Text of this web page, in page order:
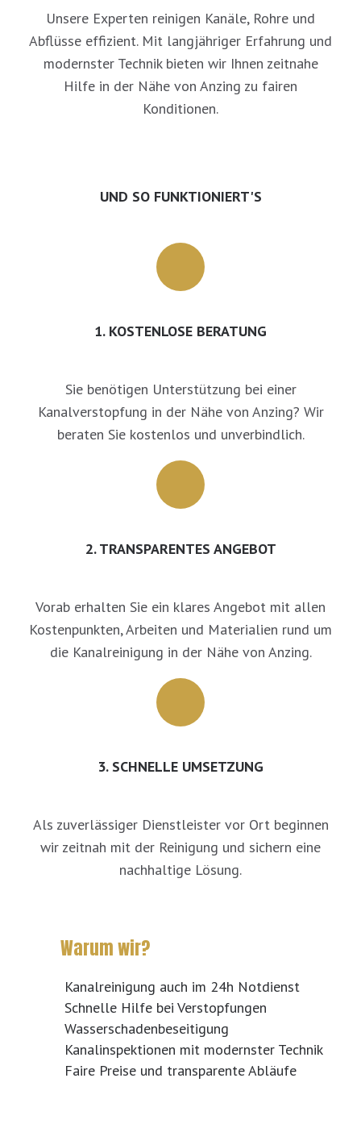
Unsere Experten reinigen Kanäle, Rohre und
Abflüsse effizient. Mit langjähriger Erfahrung und
modernster Technik bieten wir Ihnen zeitnahe
Hilfe in der Nähe von Anzing zu fairen
Konditionen.
UND SO FUNKTIONIERT'S
1. KOSTENLOSE BERATUNG
Sie benötigen Unterstützung bei einer
Kanalverstopfung in der Nähe von Anzing? Wir
beraten Sie kostenlos und unverbindlich.
2. TRANSPARENTES ANGEBOT
Vorab erhalten Sie ein klares Angebot mit allen
Kostenpunkten, Arbeiten und Materialien rund um
die Kanalreinigung in der Nähe von Anzing.
3. SCHNELLE UMSETZUNG
Als zuverlässiger Dienstleister vor Ort beginnen
wir zeitnah mit der Reinigung und sichern eine
nachhaltige Lösung.
Warum wir?
Kanalreinigung auch im 24h Notdienst
Schnelle Hilfe bei Verstopfungen
Wasserschadenbeseitigung
Kanalinspektionen mit modernster Technik
Faire Preise und transparente Abläufe